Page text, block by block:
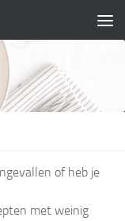
of heb je
met weinig